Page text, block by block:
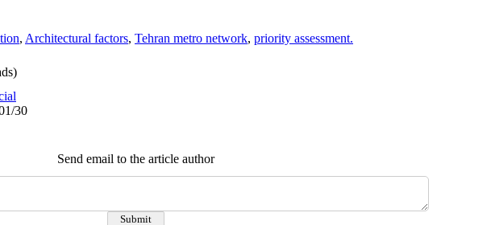
, Architectural factors, Tehran metro network, priority assessment.
30
Send email to the article author